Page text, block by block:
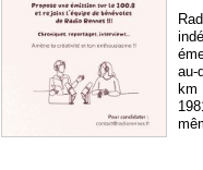
au-
km